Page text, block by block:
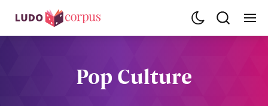
Pop Culture